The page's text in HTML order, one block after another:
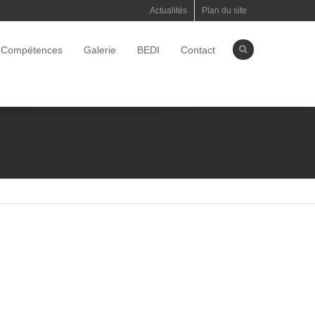
Actualités Plan du site
Compétences Galerie BEDI Contact